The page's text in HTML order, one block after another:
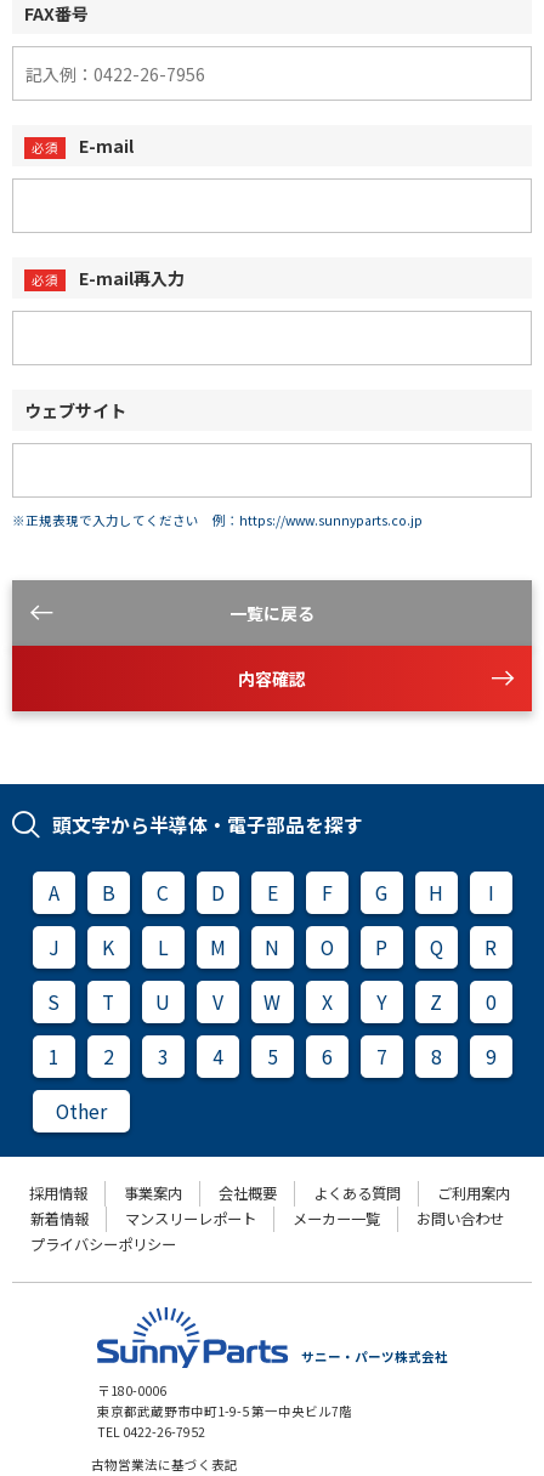
FAX番号
E-mail
E-mail再入力
ウェブサイト
※正規表現で入力してください 例：https://www.sunnyparts.co.jp
一覧に戻る
内容確認
頭文字から半導体・電子部品を探す
A B C D E F G H
I
J
K L M N O P Q
R
S
T U V W X Y Z
0
1
2 3 4 5 6 7 8
9
Other
採用情報 事業案内 会社概要 よくある質問
ご利用案内
新着情報
マンスリーレポート メーカー一覧
お問い合わせ
プライバシーポリシー
サニー・パーツ株式会社
〒180-0006
東京都武蔵野市中町1-9-5 第一中央ビル7階
TEL 0422-26-7952
古物営業法に基づく表記